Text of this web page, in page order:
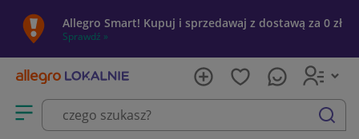
Allegro Smart! Kupuj i sprzedawaj z dostawą za 0 zł
Sprawdź »
Otwórz menu z kategoriami
szukaj